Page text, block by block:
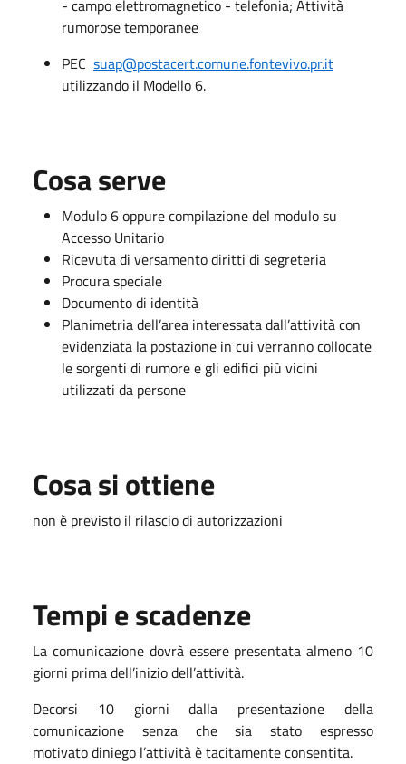
- campo elettromagnetico - telefonia; Attività
rumorose temporanee
PEC suap@postacert.comune.fontevivo.pr.it
utilizzando il Modello 6.
Cosa serve
Modulo 6 oppure compilazione del modulo su
Accesso Unitario
Ricevuta di versamento diritti di segreteria
Procura speciale
Documento di identità
Planimetria dell’area interessata dall’attività con
evidenziata la postazione in cui verranno collocate
le sorgenti di rumore e gli edifici più vicini
utilizzati da persone
Cosa si ottiene
non è previsto il rilascio di autorizzazioni
Tempi e scadenze
La comunicazione dovrà essere presentata almeno 10
giorni prima dell’inizio dell’attività.
Decorsi 10 giorni dalla presentazione della
comunicazione senza che sia stato espresso
motivato diniego l’attività è tacitamente consentita.